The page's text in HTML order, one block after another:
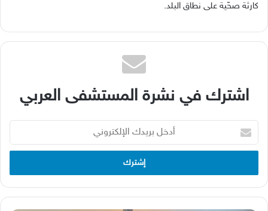
كارثة صحّية على نطاق البلد.
اشترك في نشرة المستشفى العربي
بريدك
الإلكتروني